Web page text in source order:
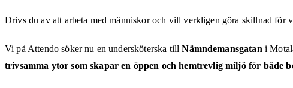
Drivs du av att arbeta med människor och vill verkligen göra skillnad för
Vi på Attendo söker nu en undersköterska till Nämndemansgatan i
trivsamma ytor som skapar en öppen och hemtrevlig miljö för både